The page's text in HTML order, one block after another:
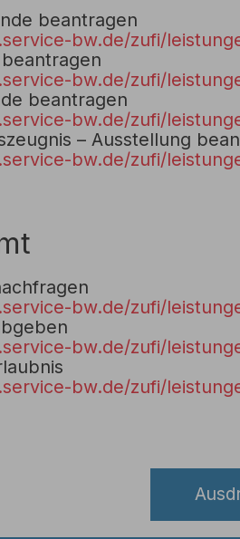
beantragen
bw.de/zufi/
bw.de/zufi/
beantragen
bw.de/zufi/
– Ausstellung
bw.de/zufi/
bw.de/zufi/
bw.de/zufi/
bw.de/zufi/